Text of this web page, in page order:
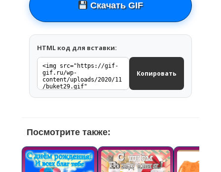
Скачать GIF
HTML код для вставки:
Копировать
Посмотрите также: